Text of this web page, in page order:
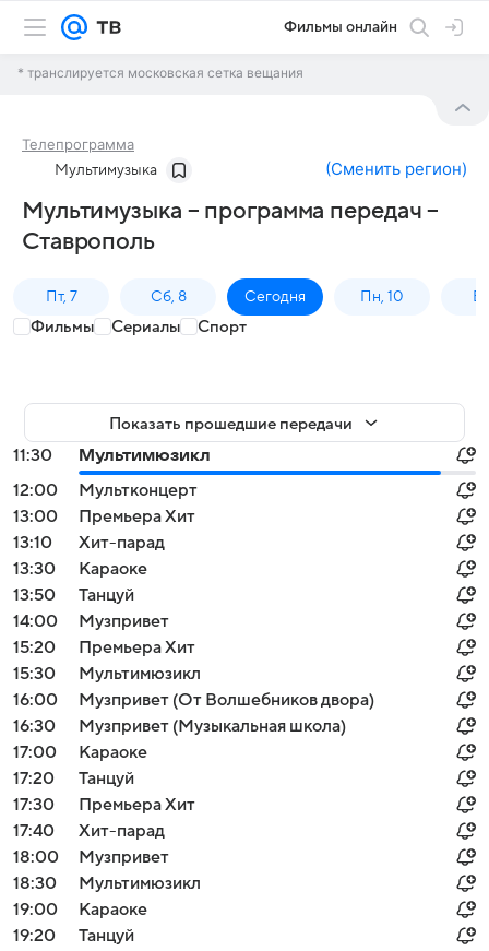
Фильмы онлайн
* транслируется московская сетка вещания
Телепрограмма
Мультимузыка (Сменить регион)
Мультимузыка – программа передач –
Ставрополь
Пт, 7 Сб, 8 Сегодня Пн, 10
Фильмы Сериалы Спорт
Показать прошедшие передачи
11:30
Мультимюзикл
12:00
Мультконцерт
13:00
Премьера Хит
13:10
Хит-парад
13:30
Караоке
13:50
Танцуй
14:00
Музпривет
15:20
Премьера Хит
15:30
Мультимюзикл
16:00
Музпривет (От Волшебников двора)
16:30
Музпривет (Музыкальная школа)
17:00
Караоке
17:20
Танцуй
17:30
Премьера Хит
17:40
Хит-парад
18:00
Музпривет
18:30
Мультимюзикл
19:00
Караоке
19:20
Танцуй